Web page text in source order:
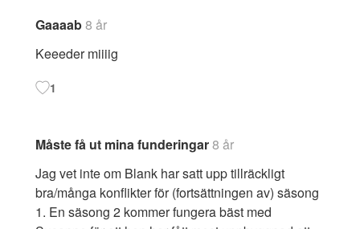
Gaaaab8 år
Keeeder miiiig
1
Måste få ut mina funderingar8 år
Jag vet inte om Blank har satt upp tillräckligt
bra/många konflikter för (fortsättningen av) säsong
1. En säsong 2 kommer fungera bäst med